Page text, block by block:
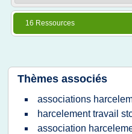
16 Ressources
Thèmes associés
associations
harcelement travail
association